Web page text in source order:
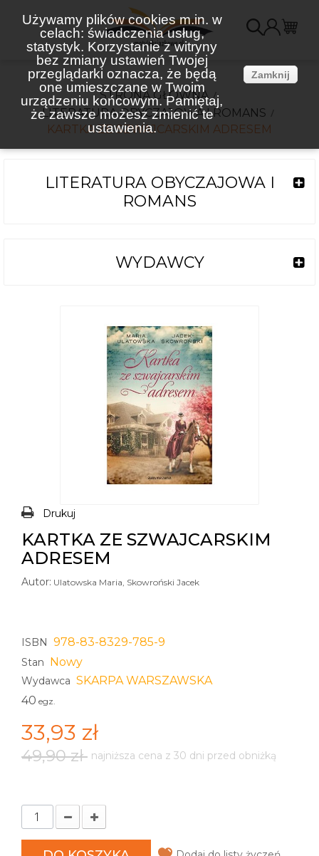
Używamy plików cookies m.in. w
celach: świadczenia usług,
statystyk. Korzystanie z witryny
bez zmiany ustawień Twojej
przeglądarki oznacza, że będą
one umieszczane w Twoim
urządzeniu końcowym. Pamiętaj,
że zawsze możesz zmienić te
ustawienia.
Zamknij
STRONA GŁÓWNA
LITERATURA OBYCZAJOWA I ROMANS
KARTKA ZE SZWAJCARSKIM ADRESEM
LITERATURA OBYCZAJOWA I
ROMANS
WYDAWCY
Drukuj
KARTKA ZE SZWAJCARSKIM
ADRESEM
Autor: Ulatowska Maria, Skowroński Jacek
ISBN 978-83-8329-785-9
Stan Nowy
Wydawca SKARPA WARSZAWSKA
40 egz.
33,93 zł
49,90 zł najniższa cena z 30 dni przed obniżką